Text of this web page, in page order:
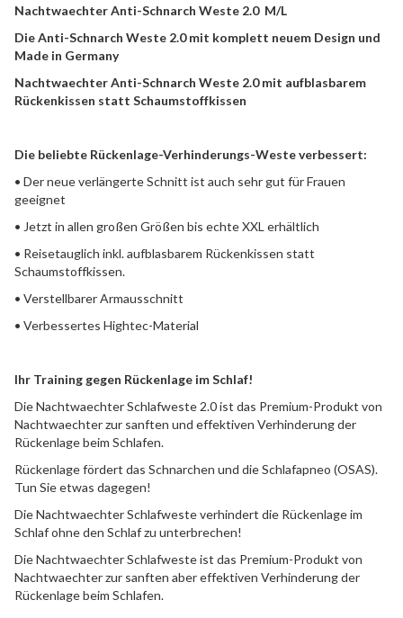
Nachtwaechter Anti-Schnarch Weste 2.0 M/L
Die Anti-Schnarch Weste 2.0 mit komplett neuem Design und
Made in Germany
Nachtwaechter Anti-Schnarch Weste 2.0 mit aufblasbarem
Rückenkissen statt Schaumstoffkissen
Die beliebte Rückenlage-Verhinderungs-Weste verbessert:
• Der neue verlängerte Schnitt ist auch sehr gut für Frauen
geeignet
• Jetzt in allen großen Größen bis echte XXL erhältlich
• Reisetauglich inkl. aufblasbarem Rückenkissen statt
Schaumstoffkissen.
• Verstellbarer Armausschnitt
• Verbessertes Hightec-Material
Ihr Training gegen Rückenlage im Schlaf!
Die Nachtwaechter Schlafweste 2.0 ist das Premium-Produkt von
Nachtwaechter zur sanften und effektiven Verhinderung der
Rückenlage beim Schlafen.
Rückenlage fördert das Schnarchen und die Schlafapneo (OSAS).
Tun Sie etwas dagegen!
Die Nachtwaechter Schlafweste verhindert die Rückenlage im
Schlaf ohne den Schlaf zu unterbrechen!
Die Nachtwaechter Schlafweste ist das Premium-Produkt von
Nachtwaechter zur sanften aber effektiven Verhinderung der
Rückenlage beim Schlafen.